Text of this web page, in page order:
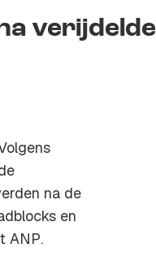
verijdelde
na de
en
ANP.